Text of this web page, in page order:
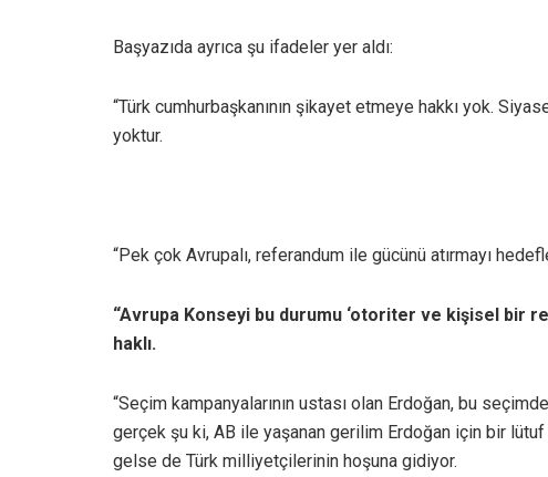
Başyazıda ayrıca şu ifadeler yer aldı:
“Türk cumhurbaşkanının şikayet etmeye hakkı yok.
yoktur.
“Pek çok Avrupalı, referandum ile gücünü atırmayı
“Avrupa Konseyi bu durumu ‘otoriter ve kişisel bir
haklı.
“Seçim kampanyalarının ustası olan Erdoğan, bu
gerçek şu ki, AB ile yaşanan gerilim Erdoğan için bir
gelse de Türk milliyetçilerinin hoşuna gidiyor.